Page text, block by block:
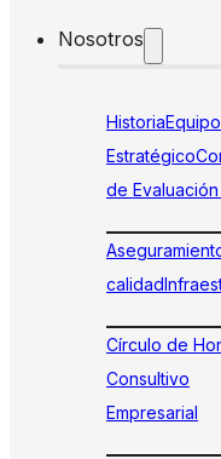
Nosotros
Historia
Estratégico
de
calidad
Círculo de
Consultivo
Empresarial